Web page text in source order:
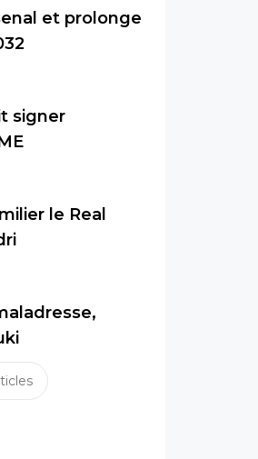
et prolonge
signer
le Real